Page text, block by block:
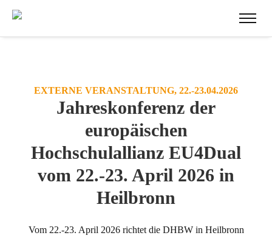
EXTERNE VERANSTALTUNG, 22.-23.04.2026
Jahreskonferenz der
europäischen
Hochschulallianz EU4Dual
vom 22.-23. April 2026 in
Heilbronn
Vom 22.-23. April 2026 richtet die DHBW in Heilbronn